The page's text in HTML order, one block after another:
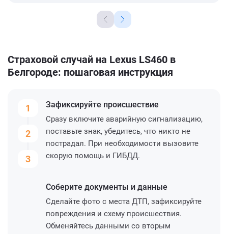
Страховой случай на Lexus LS460 в
Белгороде: пошаговая инструкция
1
2
3
Зафиксируйте происшествие
Сразу включите аварийную сигнализацию,
поставьте знак, убедитесь, что никто не
пострадал. При необходимости вызовите
скорую помощь и ГИБДД.
Соберите документы и данные
Сделайте фото с места ДТП, зафиксируйте
повреждения и схему происшествия.
Обменяйтесь данными со вторым